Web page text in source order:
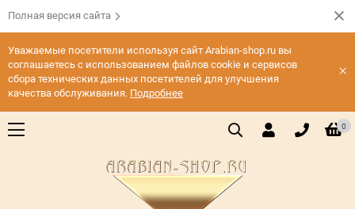
Полная версия сайта
Уважаемые посетители используя сайт Arabian-shop.ru вы
соглашаетесь с использованием файлов cookie и сервисов
сбора технических данных посетителей для улучшения
качества обслуживания. Подробнее
×
0